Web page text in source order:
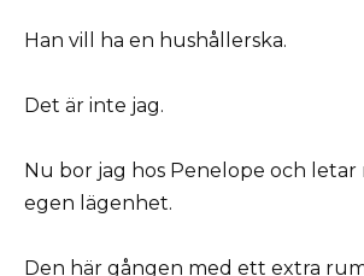
Han vill ha en hushållerska.
Det är inte jag.
Nu bor jag hos Penelope och
egen lägenhet.
Den här gången med ett extra